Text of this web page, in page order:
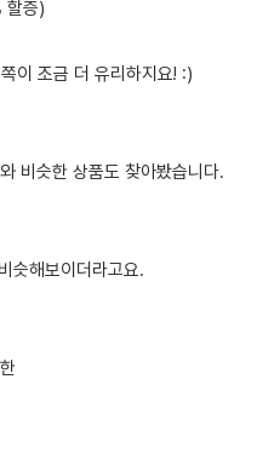
할증)
이 조금 더 유리하지요! :)
비슷한 상품도 찾아봤습니다.
슷해보이더라고요.